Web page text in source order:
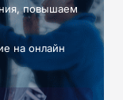
повышаем
на онлайн